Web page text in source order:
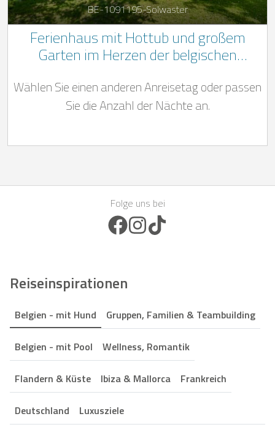
BE-1091195-Solwaster
Ferienhaus mit Hottub und großem
Garten im Herzen der belgischen
Francorchamps
Wählen Sie einen anderen Anreisetag oder passen
Sie die Anzahl der Nächte an.
Folge uns bei
Facebook Icon
Instagram Icon
Reiseinspirationen
Belgien - mit Hund Gruppen, Familien & Teambuilding
Belgien - mit Pool Wellness, Romantik
Flandern & Küste Ibiza & Mallorca Frankreich
Deutschland Luxusziele